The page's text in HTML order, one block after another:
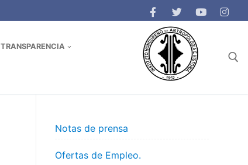
TRANSPARENCIA
Notas de prensa
Ofertas de Empleo.